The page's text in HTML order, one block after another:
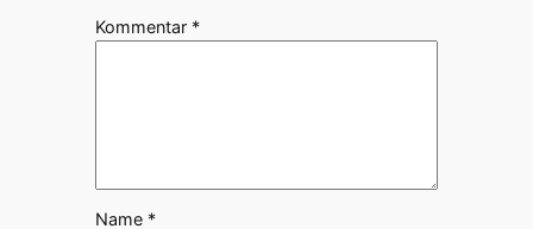
Kommentar *
Name *